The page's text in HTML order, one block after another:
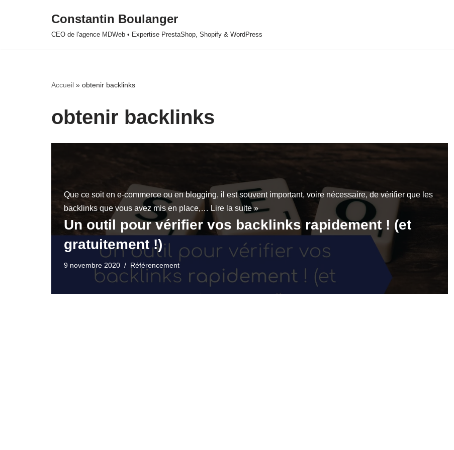
Constantin Boulanger
CEO de l'agence MDWeb • Expertise PrestaShop, Shopify & WordPress
Accueil » obtenir backlinks
obtenir backlinks
Que ce soit en e-commerce ou en blogging, il est souvent important, voire nécessaire, de vérifier que les
backlinks que vous avez mis en place,… Lire la suite »
Un outil pour vérifier vos backlinks rapidement ! (et
gratuitement !)
9 novembre 2020 Référencement